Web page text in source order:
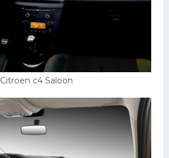
Citroen c4 Saloon